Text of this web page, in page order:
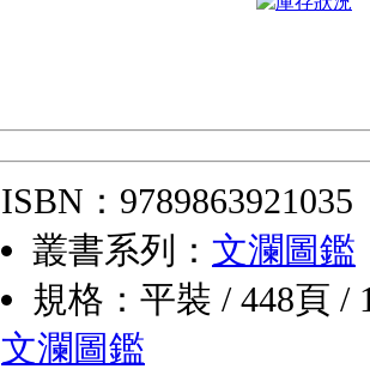
ISBN：9789863921035
叢書系列： 文瀾圖鑑
規格：平裝 / 448頁 /
文瀾圖鑑